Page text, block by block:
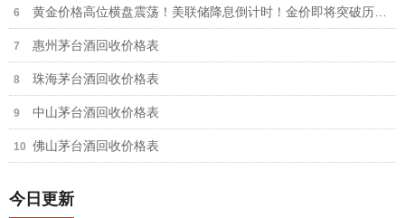
惠州茅台酒回收价格表
珠海茅台酒回收价格表
中山茅台酒回收价格表
佛山茅台酒回收价格表
今日更新